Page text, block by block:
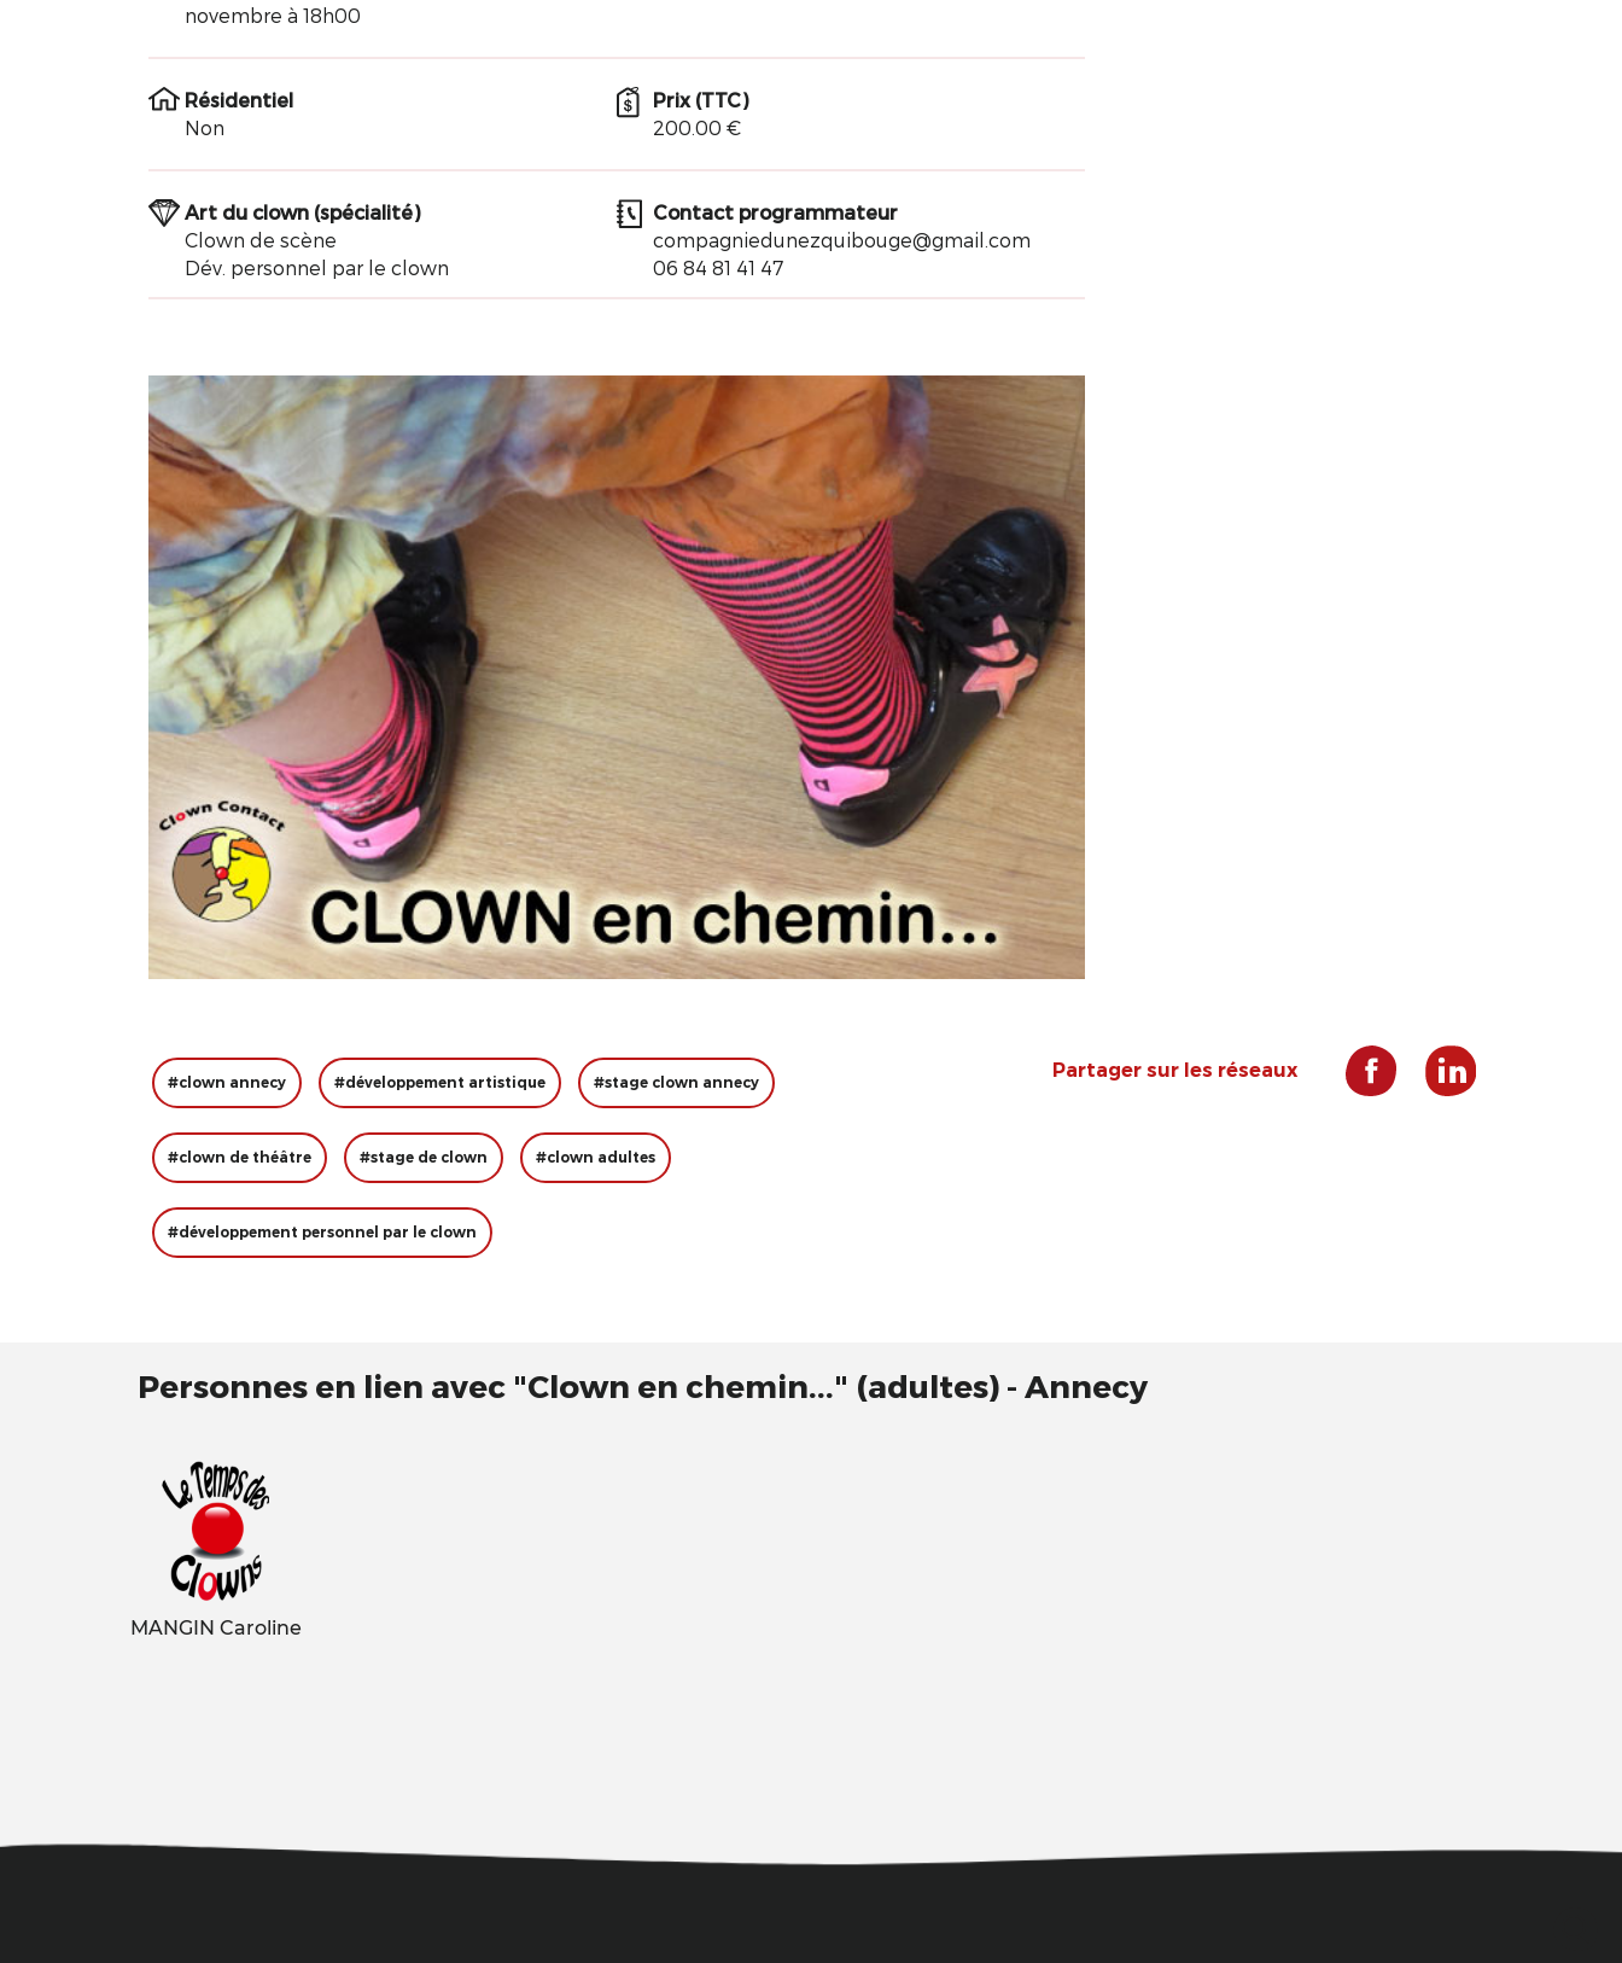
novembre à 18h00
Résidentiel
Non
Prix (TTC)
200.00 €
Art du clown (spécialité)
Clown de scène
Dév. personnel par le clown
Contact programmateur
compagniedunezquibouge@gmail.com
06 84 81 41 47
Partager sur les réseaux
#clown annecy #développement artistique #stage clown annecy
#clown de théâtre #stage de clown #clown adultes
#développement personnel par le clown
Personnes en lien avec "Clown en chemin..." (adultes) - Annecy
MANGIN Caroline